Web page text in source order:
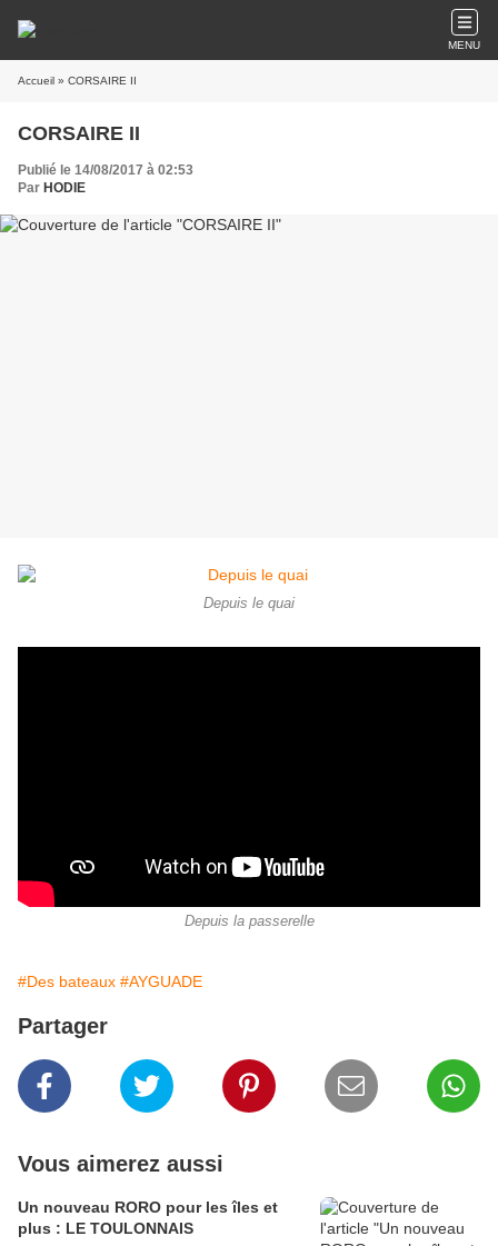
MENU
Accueil » CORSAIRE II
CORSAIRE II
Publié le 14/08/2017 à 02:53
Par HODIE
Depuis le quai
Depuis la passerelle
#Des bateaux #AYGUADE
Partager
Vous aimerez aussi
Un nouveau RORO pour les îles et
plus : LE TOULONNAIS